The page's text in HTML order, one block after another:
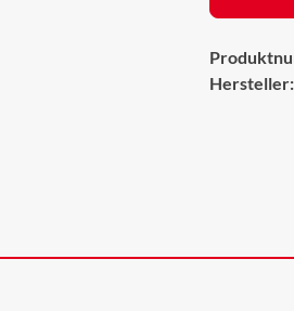
Hersteller: